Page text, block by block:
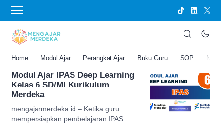
Home Modul Ajar Perangkat Ajar Buku Guru SOP
Modul SD
Kurikulum Merdeka, mencakup semua kelas dari 1
sampai 6.
Modul Ajar IPAS Deep Learning
Kelas 6 SD/MI Kurikulum
Merdeka
mengajarmerdeka.id – Ketika guru
mempersiapkan pembelajaran IPAS